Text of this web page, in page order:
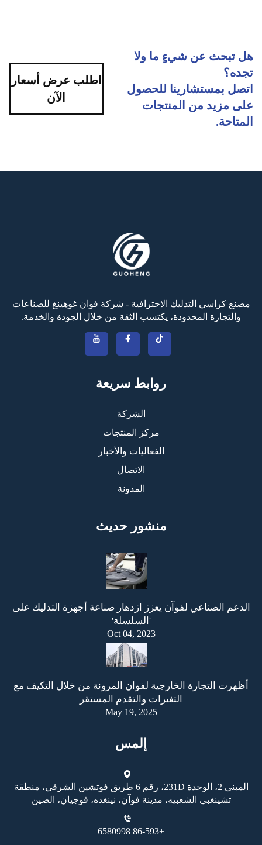
هل تبحث عن شيءٍ ما ولا
تجده؟
اتصل بمستشارينا للحصول
على مزيد من المنتجات
المتاحة.
اطلب عرض أسعار
الآن
مصنع كراسي التدليك الاحترافية - شركة فوان غوهينغ للصناعات
والتجارة المحدودة، يكتسب الثقة من خلال الجودة والخدمة.
روابط سريعة
الشركة
مركز المنتجات
الفعاليات والأخبار
الاتصال
المدونة
منشور حديث
الدعم الصناعي لفوآن يعزز ازدهار صناعة أجهزة التدليك على
'السلسلة'
Oct 04, 2023
أظهرت التجارة الخارجية لفوان المرونة من خلال التكيف مع
التغيرات والتقدم المستقر
May 19, 2025
إلمس
المبنى 2، الوحدة 231D، رقم 6 طريق فوتشين الشرقي، منطقة
تشينغبي الشعبيه، مدينة فوآن، نينغده، فوجيان، الصين
+86-593 6580998